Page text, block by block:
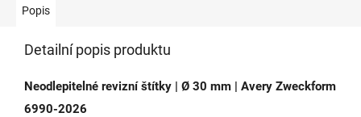
Popis
Detailní popis produktu
Neodlepitelné revizní štítky | Ø 30 mm | Avery Zweckform
6990-2026